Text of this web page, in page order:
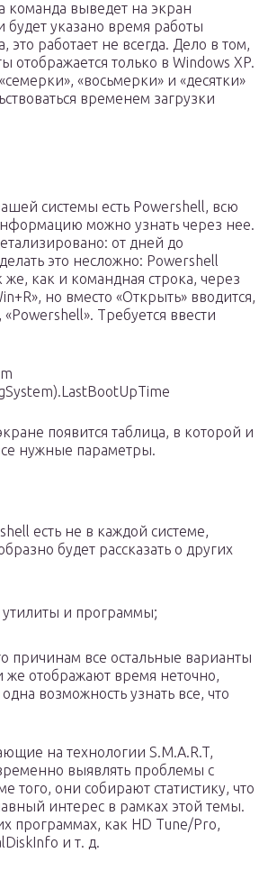
команда выведет на экран
будет указано время работы
это работает не всегда. Дело в том,
отображается только в Windows XP.
«восьмерки» и «десятки»
временем загрузки
системы есть Powershell, всю
можно узнать через нее.
от дней до
это несложно: Powershell
же, как и командная строка, через
но вместо «Открыть» вводится,
«Powershell». Требуется ввести
появится таблица, в которой и
нужные параметры.
есть не в каждой системе,
будет рассказать о других
и программы;
причинам все остальные варианты
же отображают время неточно,
возможность узнать все, что
на технологии S.M.A.R.T,
выявлять проблемы с
того, они собирают статистику, что
интерес в рамках этой темы.
программах, как HD Tune/Pro,
и т. д.